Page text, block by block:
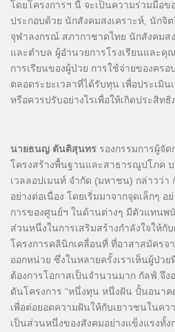
โดยโครงการฯ นี้ จะเป็นความร่วมมือ
ประกอบด้วย นักสังคมสงเคราะห์, นักจิ
จุฬาลงกรณ์ สภากาชาดไทย นักสังคมสง
และตำบล ผู้อำนวยการโรงเรียนและ
การเรียนของผู้ป่วย การใช้จ่ายของคร
ตลอดระยะเวลาที่ได้รับทุน เพื่อประเมิ
หรือควรปรับอย่างไรเพื่อให้เกิดประสิท
นายธนญ ตันติสุนทร รองกรรมการผู้จั
โครงสร้างพื้นฐานและสาธารณูปโภค บ
เวลลอปเมนท์ จำกัด (มหาชน) กล่าวว่
อย่างต่อเนื่อง โดยเริ่มมาจากจุดเล็กๆ
การของศูนย์ฯ ในด้านต่างๆ มีตัวแทนพ
ส่วนหนึ่งในการเสริมสร้างกำลังใจให้กั
โครงการคลินิกเคลื่อนที่ ที่อาสาสมัคร
ออกหน่วย ซึ่งในหลายครั้งเราเห็นผู้ป่ว
ต้องการโอกาสเป็นจำนวนมาก กัลฟ์ จึ
ดันโครงการ “หนึ่งทุน หนึ่งฝัน ปั้นอนาค
เพื่อต่อยอดความฝันให้กับเยาวชนในค
เป็นส่วนหนึ่งของสังคมอย่างแข็งแรงทั้ง